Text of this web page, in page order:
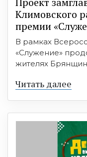
Климовского
премии
В рамках
«Служение»
жителях
Читать далее